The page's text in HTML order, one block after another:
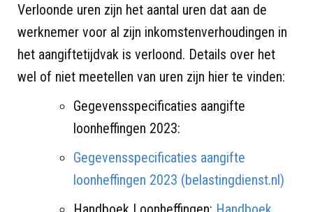
Verloonde uren zijn het aantal uren dat aan de
werknemer voor al zijn inkomstenverhoudingen in
het aangiftetijdvak is verloond. Details over het
wel of niet meetellen van uren zijn hier te vinden:
Gegevensspecificaties aangifte
loonheffingen 2023:
Gegevensspecificaties aangifte
loonheffingen 2023 (belastingdienst.nl)